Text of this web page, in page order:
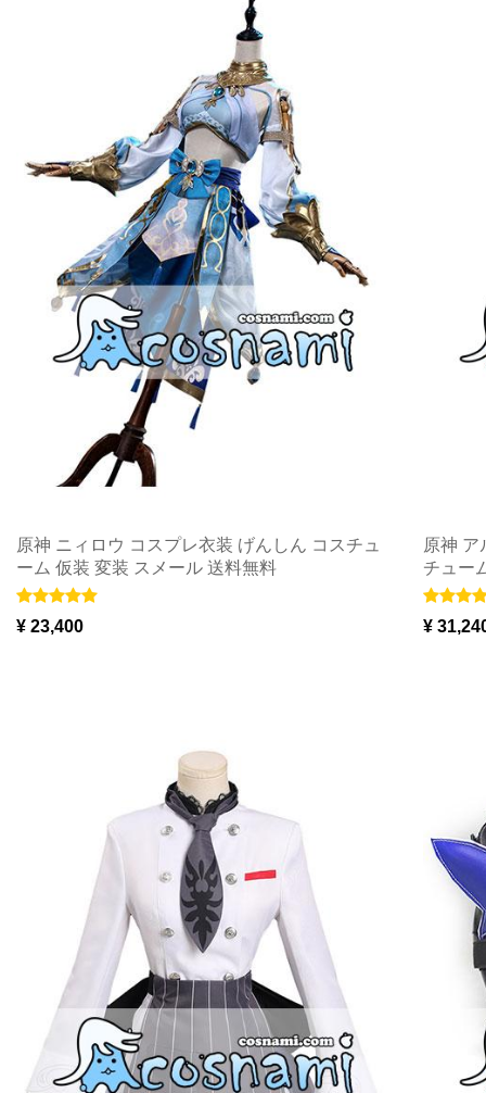
原神 ニィロウ コスプレ衣装 げんしん コスチュ
ーム 仮装 変装 スメール 送料無料
¥ 23,400
原神 ア
チュー
¥